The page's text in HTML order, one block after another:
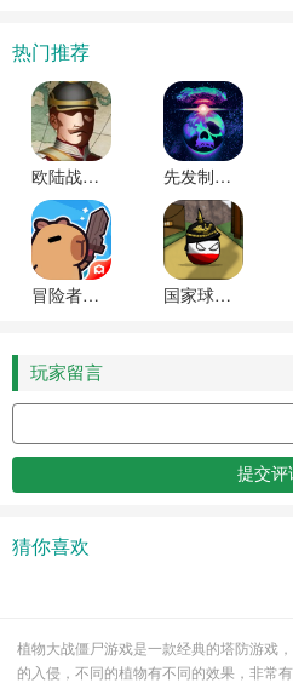
热门推荐
欧陆战争61914无限金币无限勋章版 先发制人全武器破解版
冒险者日记游戏最新版本下载安装 国家球欧洲1890(Countryball: Europe 1890)正版
玩家留言
猜你喜欢
植物大战僵尸游戏是一款经典的塔防游戏
的入侵，不同的植物有不同的效果，非常